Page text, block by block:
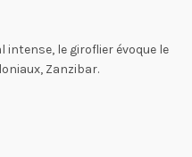
le giroflier évoque le
Zanzibar.